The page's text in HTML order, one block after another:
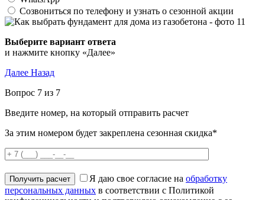
Созвониться по телефону и узнать о сезонной акции
Выберите вариант ответа
и нажмите кнопку «Далее»
Далее Назад
Вопрос 7 из 7
Введите номер, на который отправить расчет
За этим номером будет закреплена сезонная скидка*
Я даю свое согласие на обработку
персональных данных в соответствии с Политикой